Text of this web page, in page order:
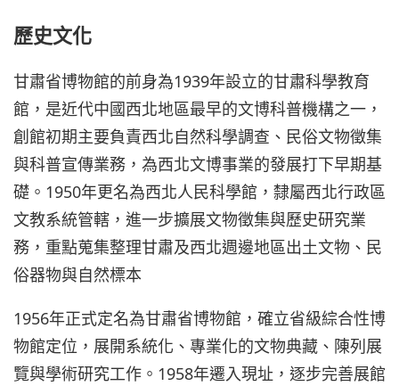
歷史文化
甘肅省博物館的前身為1939年設立的甘肅科學教育
館，是近代中國西北地區最早的文博科普機構之一，
創館初期主要負責西北自然科學調查、民俗文物徵集
與科普宣傳業務，為西北文博事業的發展打下早期基
礎。1950年更名為西北人民科學館，隸屬西北行政區
文教系統管轄，進一步擴展文物徵集與歷史研究業
務，重點蒐集整理甘肅及西北週邊地區出土文物、民
俗器物與自然標本
1956年正式定名為甘肅省博物館，確立省級綜合性博
物館定位，展開系統化、專業化的文物典藏、陳列展
覽與學術研究工作。1958年遷入現址，逐步完善展館